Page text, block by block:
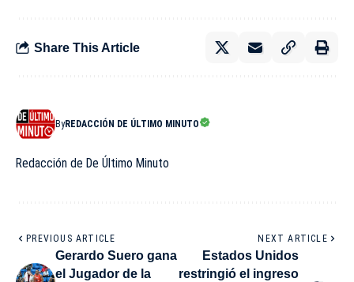
Share This Article
ByREDACCIÓN DE ÚLTIMO MINUTO
Redacción de De Último Minuto
PREVIOUS ARTICLE
Gerardo Suero gana
el Jugador de la
NEXT ARTICLE
Estados Unidos
restringió el ingreso